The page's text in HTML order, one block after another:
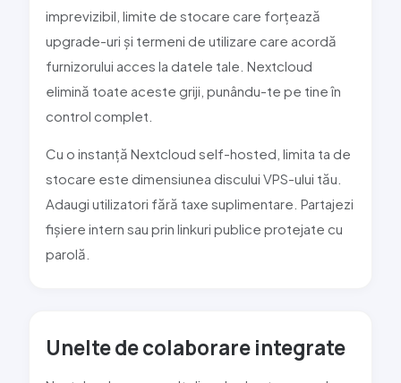
imprevizibil, limite de stocare care forțează
upgrade-uri și termeni de utilizare care acordă
furnizorului acces la datele tale. Nextcloud
elimină toate aceste griji, punându-te pe tine în
control complet.
Cu o instanță Nextcloud self-hosted, limita ta de
stocare este dimensiunea discului VPS-ului tău.
Adaugi utilizatori fără taxe suplimentare. Partajezi
fișiere intern sau prin linkuri publice protejate cu
parolă.
Unelte de colaborare integrate